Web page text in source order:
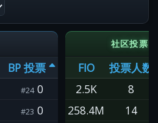
社区投票
BP 投票 FIO
投票人数
#240 2.5K
8
#23 0 258.4M
14